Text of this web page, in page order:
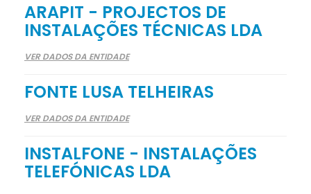
ARAPIT - PROJECTOS DE
INSTALAÇÕES TÉCNICAS LDA
VER DADOS DA ENTIDADE
FONTE LUSA TELHEIRAS
VER DADOS DA ENTIDADE
INSTALFONE - INSTALAÇÕES
TELEFÓNICAS LDA